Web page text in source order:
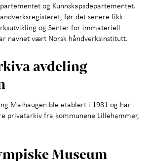
og Kunnskapsdepartementet.
før det senere fikk
og Senter for immateriell
navnet vært Norsk håndverksinstitutt.
avdeling
Maihaugen ble etablert i 1981 og har
privatarkiv fra kommunene Lillehammer,
Museum